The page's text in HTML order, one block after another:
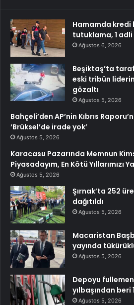
Hamamda kredi
tutuklama, 1
Ağustos 6, 2026
Beşiktaş’ta
eski tribün
gözaltı
Ağustos 5, 2026
Bahçeli’den AP’nin Kıbrıs
‘Brüksel’de irade yok’
Ağustos 5, 2026
Karacasu Pazarında Memnun
Piyasadayım, En Kötü Yıllarımızı
Ağustos 5, 2026
Şırnak’ta 252
dağıtıldı
Ağustos 5, 2026
Macaristan
yayında
Ağustos 5, 2026
Depoyu
yılbaşından beri
Ağustos 5, 2026